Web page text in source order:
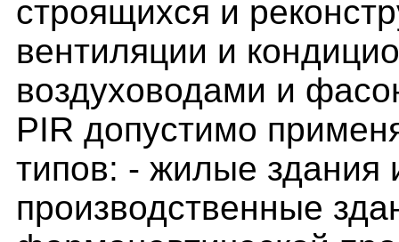
строящихся и
вентиляции и
воздуховодами и
PIR допустимо
типов: - жилые здания
производственные